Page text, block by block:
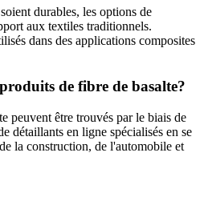
durables, les options de
aux textiles traditionnels.
dans des applications composites
de fibre de basalte?
peuvent être trouvés par le biais de
détaillants en ligne spécialisés en se
la construction, de l'automobile et